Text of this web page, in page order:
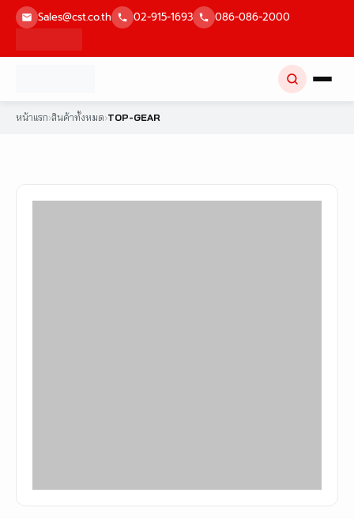
Skip
Sales@cst.co.th 02-915-1693 086-086-2000
หน้าแรก›สินค้าทั้งหมด›TOP-GEAR